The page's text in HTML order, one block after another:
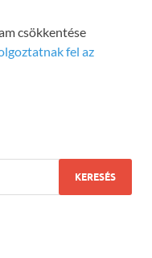
csökkentése
fel az